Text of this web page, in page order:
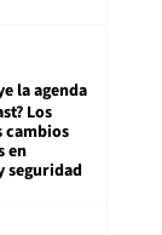
la agenda
Los
cambios
en
seguridad